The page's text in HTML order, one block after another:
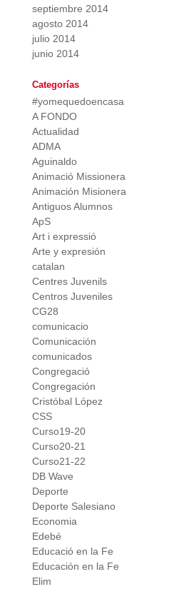
septiembre 2014
agosto 2014
julio 2014
junio 2014
Categorías
#yomequedoencasa
A FONDO
Actualidad
ADMA
Aguinaldo
Animació Missionera
Animación Misionera
Antiguos Alumnos
ApS
Art i expressió
Arte y expresión
catalan
Centres Juvenils
Centros Juveniles
CG28
comunicacio
Comunicación
comunicados
Congregació
Congregación
Cristóbal López
CSS
Curso19-20
Curso20-21
Curso21-22
DB Wave
Deporte
Deporte Salesiano
Economia
Edebé
Educació en la Fe
Educación en la Fe
Elim